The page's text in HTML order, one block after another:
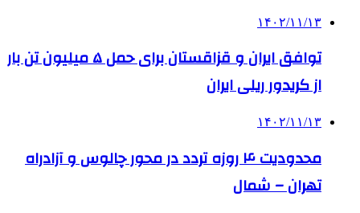
۱۴۰۲/۱۱/۱۳
توافق ایران و قزاقستان برای حمل ۵ میلیون تن بار
از کریدور ریلی ایران
۱۴۰۲/۱۱/۱۳
محدودیت ۴ روزه تردد در محور چالوس و آزادراه
تهران – شمال